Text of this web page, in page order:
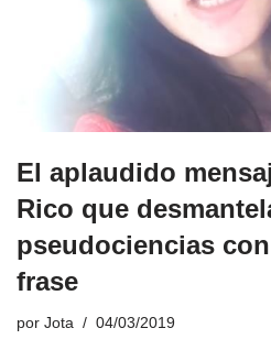
El aplaudido
Rico que
pseudociencias
frase
por Jota 04/03/2019